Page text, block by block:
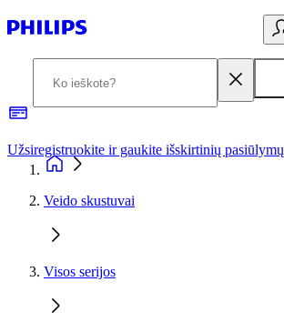
Užsiregistruokite ir gaukite išskirtinių pasiūlymų
Veido skustuvai
Visos serijos